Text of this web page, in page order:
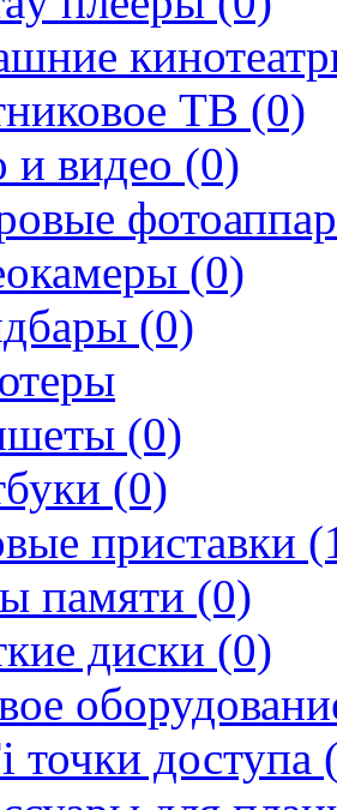
ТВ (0)
и видео (0)
(0)
(0)
(0)
(0)
приставки
памяти (0)
диски (0)
точки доступа